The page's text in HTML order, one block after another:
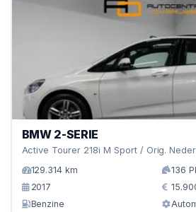
BMW 2-SERIE
Active Tourer 218i M Sport / Orig.
129.314 km
136
2017
Benzine